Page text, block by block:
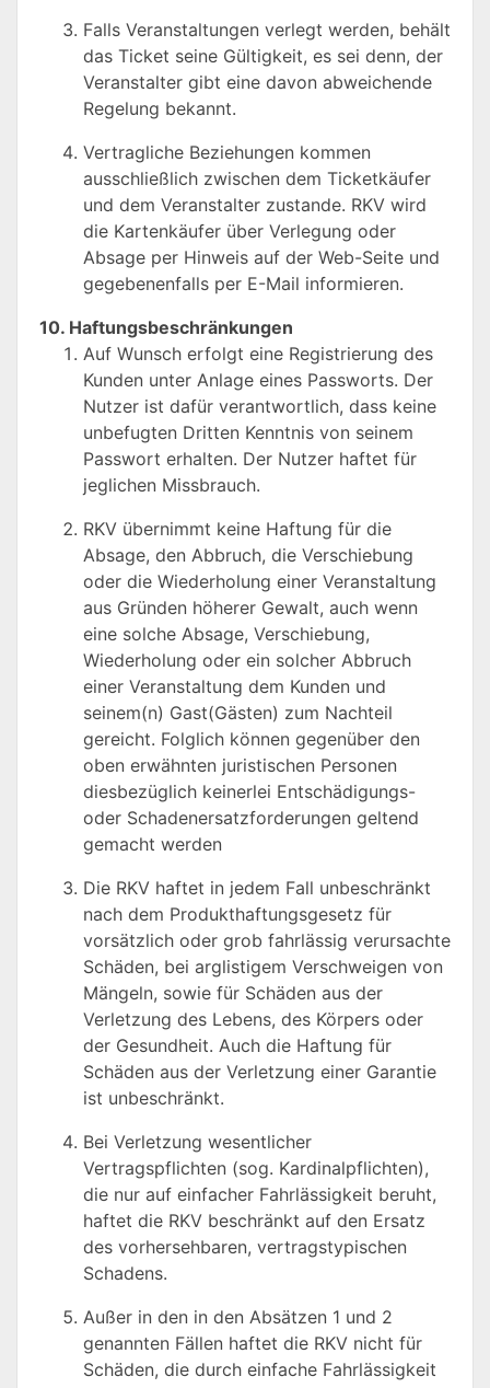
Falls Veranstaltungen verlegt werden, behält
das Ticket seine Gültigkeit, es sei denn, der
Veranstalter gibt eine davon abweichende
Regelung bekannt.
Vertragliche Beziehungen kommen
ausschließlich zwischen dem Ticketkäufer
und dem Veranstalter zustande. RKV wird
die Kartenkäufer über Verlegung oder
Absage per Hinweis auf der Web-Seite und
gegebenenfalls per E-Mail informieren.
10. Haftungsbeschränkungen
Auf Wunsch erfolgt eine Registrierung des
Kunden unter Anlage eines Passworts. Der
Nutzer ist dafür verantwortlich, dass keine
unbefugten Dritten Kenntnis von seinem
Passwort erhalten. Der Nutzer haftet für
jeglichen Missbrauch.
RKV übernimmt keine Haftung für die
Absage, den Abbruch, die Verschiebung
oder die Wiederholung einer Veranstaltung
aus Gründen höherer Gewalt, auch wenn
eine solche Absage, Verschiebung,
Wiederholung oder ein solcher Abbruch
einer Veranstaltung dem Kunden und
seinem(n) Gast(Gästen) zum Nachteil
gereicht. Folglich können gegenüber den
oben erwähnten juristischen Personen
diesbezüglich keinerlei Entschädigungs-
oder Schadenersatzforderungen geltend
gemacht werden
Die RKV haftet in jedem Fall unbeschränkt
nach dem Produkthaftungsgesetz für
vorsätzlich oder grob fahrlässig verursachte
Schäden, bei arglistigem Verschweigen von
Mängeln, sowie für Schäden aus der
Verletzung des Lebens, des Körpers oder
der Gesundheit. Auch die Haftung für
Schäden aus der Verletzung einer Garantie
ist unbeschränkt.
Bei Verletzung wesentlicher
Vertragspflichten (sog. Kardinalpflichten),
die nur auf einfacher Fahrlässigkeit beruht,
haftet die RKV beschränkt auf den Ersatz
des vorhersehbaren, vertragstypischen
Schadens.
Außer in den in den Absätzen 1 und 2
genannten Fällen haftet die RKV nicht für
Schäden, die durch einfache Fahrlässigkeit